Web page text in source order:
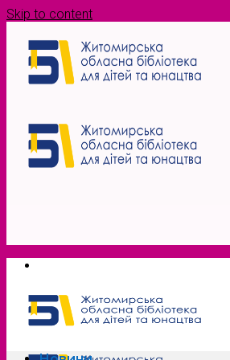
Skip to content